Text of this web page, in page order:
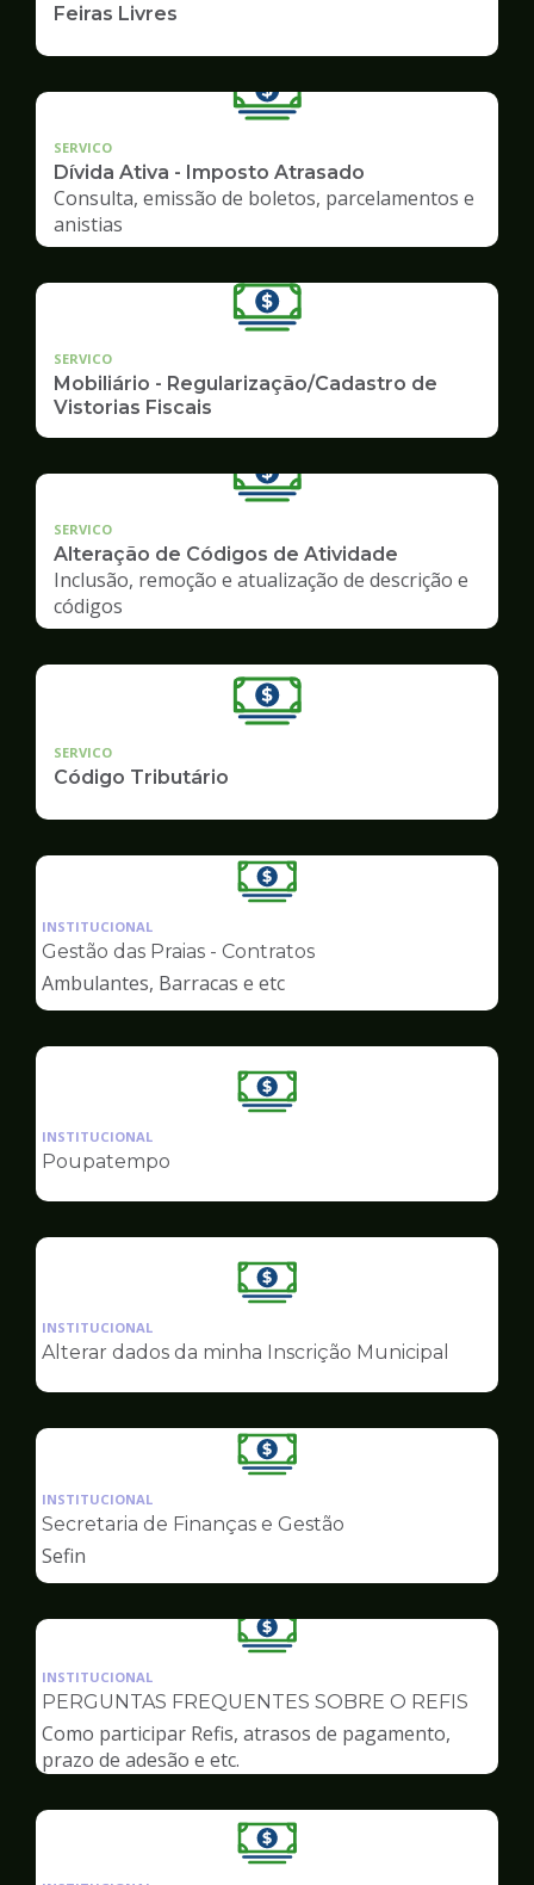
Feiras Livres
SERVICO
Dívida Ativa - Imposto Atrasado
Consulta, emissão de boletos, parcelamentos e
anistias
SERVICO
Mobiliário - Regularização/Cadastro de
Vistorias Fiscais
SERVICO
Alteração de Códigos de Atividade
Inclusão, remoção e atualização de descrição e
códigos
SERVICO
Código Tributário
Ilustração
pagina
de
Finanças
INSTITUCIONAL
Gestão das Praias - Contratos
Ambulantes, Barracas e etc
Ilustração
Finanças
INSTITUCIONAL
Poupatempo
Ilustração
pagina
Finanças
INSTITUCIONAL
Alterar dados da minha Inscrição Municipal
Ilustração
pagina
INSTITUCIONAL
Secretaria de Finanças e Gestão
Sefin
Ilustração
pagina
Finanças
INSTITUCIONAL
PERGUNTAS FREQUENTES SOBRE O REFIS
Como participar Refis, atrasos de pagamento,
prazo de adesão e etc.
Ilustração